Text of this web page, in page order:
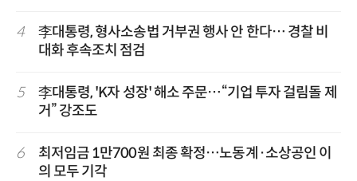
4
李대통령, 형사소송법 거부권 행사 안 한다… 경찰 비
대화 후속조치 점검
5
李대통령, 'K자 성장' 해소 주문…“기업 투자 걸림돌 제
거” 강조도
6
최저임금 1만700원 최종 확정…노동계·소상공인 이
의 모두 기각